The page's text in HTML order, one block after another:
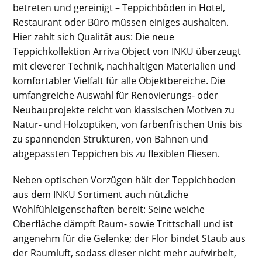
betreten und gereinigt – Teppichböden in Hotel,
Restaurant oder Büro müssen einiges aushalten.
Hier zahlt sich Qualität aus: Die neue
Teppichkollektion Arriva Object von INKU überzeugt
mit cleverer Technik, nachhaltigen Materialien und
komfortabler Vielfalt für alle Objektbereiche. Die
umfangreiche Auswahl für Renovierungs- oder
Neubauprojekte reicht von klassischen Motiven zu
Natur- und Holzoptiken, von farbenfrischen Unis bis
zu spannenden Strukturen, von Bahnen und
abgepassten Teppichen bis zu flexiblen Fliesen.
Neben optischen Vorzügen hält der Teppichboden
aus dem INKU Sortiment auch nützliche
Wohlfühleigenschaften bereit: Seine weiche
Oberfläche dämpft Raum- sowie Trittschall und ist
angenehm für die Gelenke; der Flor bindet Staub aus
der Raumluft, sodass dieser nicht mehr aufwirbelt,